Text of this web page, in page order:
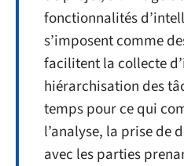
fonctionnalités
s’imposent comme
facilitent la collecte
hiérarchisation des
temps pour ce qui
l’analyse, la prise de
avec les parties